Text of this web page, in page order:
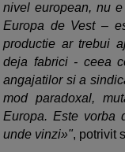
nivel european, nu
Europa de Vest –
productie ar trebui
deja fabrici - ceea
angajatilor si a
mod paradoxal,
Europa. Este vorba
unde vinzi»", potrivit